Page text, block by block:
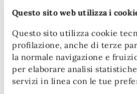
Questo sito web utilizza i
Questo sito utilizza cookie
profilazione, anche di terze
la normale navigazione e
per elaborare analisi
servizi in linea con le tue
Date e orari
18
MAG
08:30 - Inizio
2026
18 09:30 - Fine